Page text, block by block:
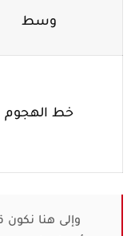
وسط
خط الهجوم
وإلى هنا نكون